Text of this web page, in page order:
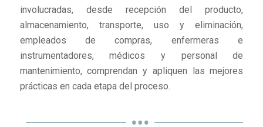
involucradas, desde recepción del producto,
almacenamiento, transporte, uso y eliminación,
empleados de compras, enfermeras e
instrumentadores, médicos y personal de
mantenimiento, comprendan y apliquen las mejores
prácticas en cada etapa del proceso.